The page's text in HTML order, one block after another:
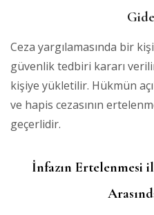
Ceza yargılamasında bir
güvenlik tedbiri kararı
kişiye yükletilir. Hükmün
ve hapis cezasının
geçerlidir.
İnfazın Ertelenmesi